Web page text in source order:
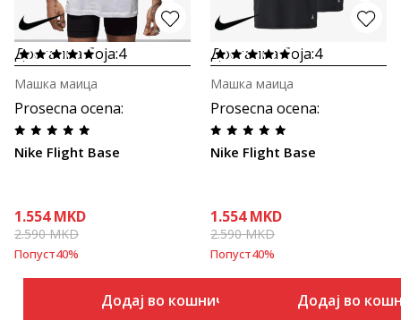
Достапна боја:4
Prosecna ocena:
Nike Flight Base
Машка маица
1.554 MKD
2.590MKD
Попуст40%
Додај во кошничка
Достапна боја:4
Prosecna ocena:
Nike Flight Base
Машка маица
1.554 MKD
2.590MKD
Попуст40%
Додај во